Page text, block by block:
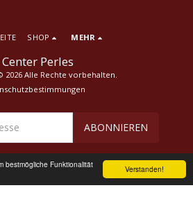
Verstanden!
bestmögliche Funktionalität
Center Perles
2026 Alle Rechte vorbehalten.
SHOP MEHR
ABONNIEREN